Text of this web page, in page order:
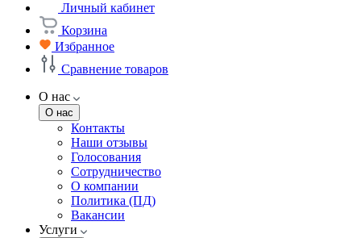
Личный кабинет
Корзина
Избранное
Сравнение товаров
О нас
О нас
Контакты
Наши отзывы
Голосования
Сотрудничество
О компании
Политика (ПД)
Вакансии
Услуги